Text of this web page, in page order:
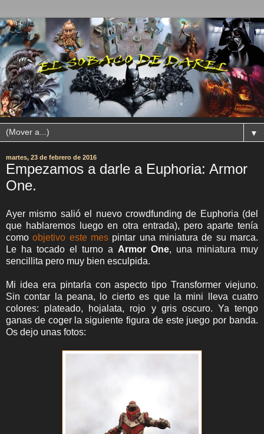
▼
martes, 23 de febrero de 2016
Empezamos a darle a Euphoria: Armor
One.
Ayer mismo salió el nuevo crowdfunding de Euphoria (del
que hablaremos luego en otra entrada), pero aparte tenía
comoobjetivo este mes pintar una miniatura de su marca.
Le ha tocado el turno a Armor One, una miniatura muy
sencillita pero muy bien esculpida.
Mi idea era pintarla con aspecto tipo Transformer viejuno.
Sin contar la peana, lo cierto es que la mini lleva cuatro
colores: plateado, hojalata, rojo y gris oscuro. Ya tengo
ganas de coger la siguiente figura de este juego por banda.
Os dejo unas fotos: